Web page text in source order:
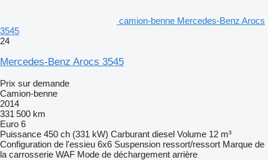
camion-benne Mercedes-Benz Arocs
3545
24
Mercedes-Benz Arocs 3545
Prix sur demande
Camion-benne
2014
331 500 km
Euro 6
Puissance 450 ch (331 kW) Carburant diesel Volume 12 m³
Configuration de l'essieu 6x6 Suspension ressort/ressort Marque de
la carrosserie WAF Mode de déchargement arrière